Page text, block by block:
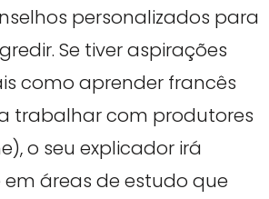
personalizados para
Se tiver aspirações
como aprender francês
trabalhar com produtores
o seu explicador irá
áreas de estudo que